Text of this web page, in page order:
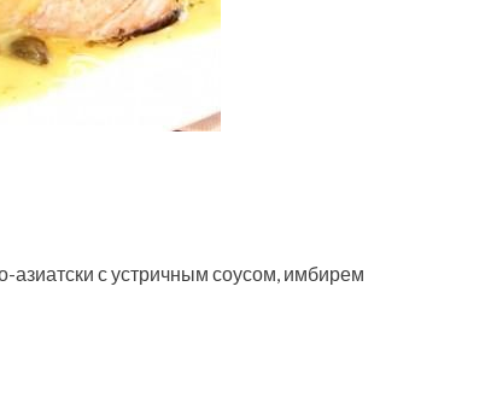
азиатски с устричным соусом, имбирем